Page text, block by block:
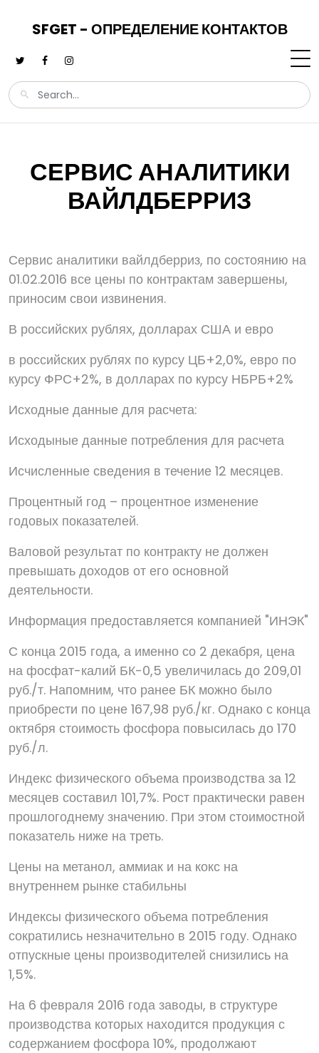
SFGET - ОПРЕДЕЛЕНИЕ КОНТАКТОВ
СЕРВИС АНАЛИТИКИ
ВАЙЛДБЕРРИЗ
Сервис аналитики вайлдберриз, по состоянию на
01.02.2016 все цены по контрактам завершены,
приносим свои извинения.
В российских рублях, долларах США и евро
в российских рублях по курсу ЦБ+2,0%, евро по
курсу ФРС+2%, в долларах по курсу НБРБ+2%
Исходные данные для расчета:
Исходыные данные потребления для расчета
Исчисленные сведения в течение 12 месяцев.
Процентный год – процентное изменение
годовых показателей.
Валовой результат по контракту не должен
превышать доходов от его основной
деятельности.
Информация предоставляется компанией "ИНЭК"
С конца 2015 года, а именно со 2 декабря, цена
на фосфат-калий БК-0,5 увеличилась до 209,01
руб./т. Напомним, что ранее БК можно было
приобрести по цене 167,98 руб./кг. Однако с конца
октября стоимость фосфора повысилась до 170
руб./л.
Индекс физического объема производства за 12
месяцев составил 101,7%. Рост практически равен
прошлогоднему значению. При этом стоимостной
показатель ниже на треть.
Цены на метанол, аммиак и на кокс на
внутреннем рынке стабильны
Индексы физического объема потребления
сократились незначительно в 2015 году. Однако
отпускные цены производителей снизились на
1,5%.
На 6 февраля 2016 года заводы, в структуре
производства которых находится продукция с
содержанием фосфора 10%, продолжают